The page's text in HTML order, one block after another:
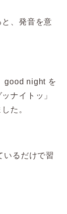
、発音を意
good night を
ナイトッ」
た。
いるだけで習